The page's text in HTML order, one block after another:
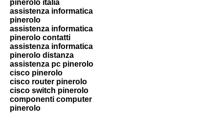
pinerolo italia
assistenza informatica
pinerolo
assistenza informatica
pinerolo contatti
assistenza informatica
pinerolo distanza
assistenza pc pinerolo
cisco pinerolo
cisco router pinerolo
cisco switch pinerolo
componenti computer
pinerolo